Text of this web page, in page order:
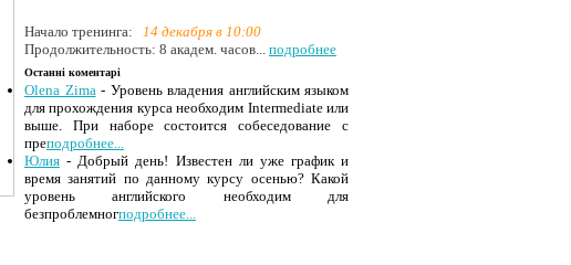
Начало тренинга:
14 декабря в 10:00
Продолжительность: 8 академ. часов... подробнее
Останні коментарі
Olena Zima- Уровень владения английским языком
для прохождения курса необходим Intermediate или
выше. При наборе состоится собеседование с
преподробнее...
Юлия - Добрый день! Известен ли уже график и
время занятий по данному курсу осенью? Какой
уровень английского необходим для
безпроблемногподробнее...